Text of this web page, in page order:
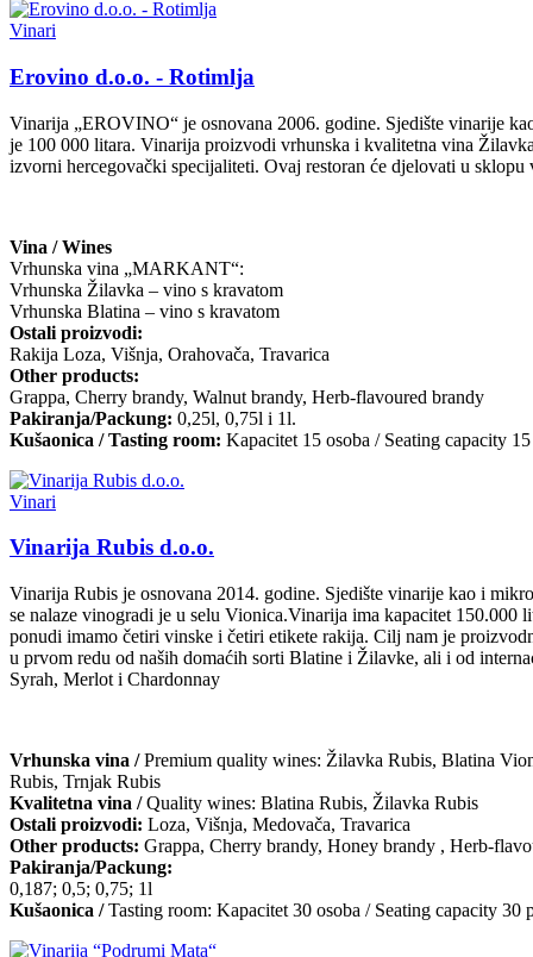
Vinari
Erovino d.o.o. - Rotimlja
Vinarija „EROVINO“ je osnovana 2006. godine. Sjedište vinarije
je 100 000 litara. Vinarija proizvodi vrhunska i kvalitetna vina
izvorni hercegovački specijaliteti. Ovaj restoran će djelovati u
Vina / Wines
Vrhunska vina „MARKANT“:
Vrhunska Žilavka – vino s kravatom
Vrhunska Blatina – vino s kravatom
Ostali proizvodi:
Rakija Loza, Višnja, Orahovača, Travarica
Other products:
Grappa, Cherry brandy, Walnut brandy, Herb-flavoured brandy
Pakiranja/Packung: 0,25l, 0,75l i 1l.
Kušaonica / Tasting room: Kapacitet 15 osoba / Seating capacity
Vinari
Vinarija Rubis d.o.o.
Vinarija Rubis je osnovana 2014. godine. Sjedište vinarije kao i
se nalaze vinogradi je u selu Vionica.Vinarija ima kapacitet 150.000
ponudi imamo četiri vinske i četiri etikete rakija. Cilj nam je
u prvom redu od naših domaćih sorti Blatine i Žilavke, ali i od
Syrah, Merlot i Chardonnay
Vrhunska vina /Premium quality wines: Žilavka Rubis, Blatina
Rubis, Trnjak Rubis
Kvalitetna vina /Quality wines: Blatina Rubis, Žilavka Rubis
Ostali proizvodi: Loza, Višnja, Medovača, Travarica
Other products: Grappa, Cherry brandy, Honey brandy , Herb-
Pakiranja/Packung:
0,187; 0,5; 0,75; 1l
Kušaonica /Tasting room: Kapacitet 30 osoba / Seating capacity 30